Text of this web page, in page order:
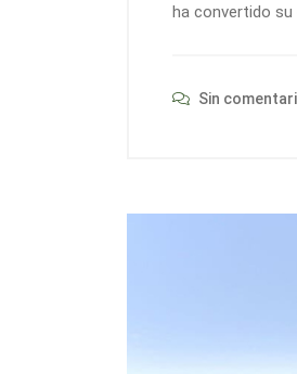
ha convertido su
Sin